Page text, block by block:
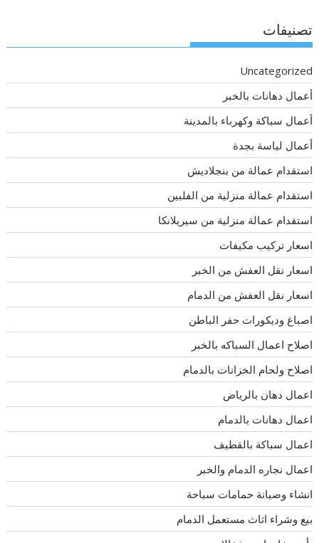
تصنيفات
Uncategorized
أعمال دهانات بالخبر
أعمال سباكة وكهرباء بالمدينة
أعمال لياسة بجدة
استقدام عمالة من بنجلاديش
استقدام عمالة منزلية من الفلبين
استقدام عمالة منزلية من سيريلانكا
اسعار تركيب مكيفات
اسعار نقل العفش من الخبر
اسعار نقل العفش من الدمام
اصباغ وديكورات حفر الباطن
اصلاح اعمال السباكه بالخبر
اصلاح ولحام الخزانات بالدمام
اعمال دهان بالرياض
اعمال دهانات بالدمام
اعمال سباكة بالقطيف
اعمال نجاره الدمام والخبر
انشاء وصيانة حمامات سباحة
بيع وشراء اثاث مستعمل الدمام